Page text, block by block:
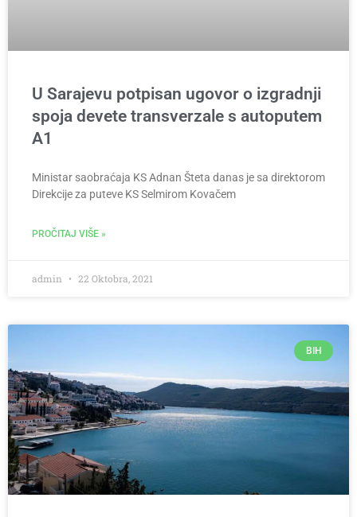
U Sarajevu potpisan ugovor o izgradnji
spoja devete transverzale s autoputem
A1
Ministar saobraćaja KS Adnan Šteta danas je sa direktorom
Direkcije za puteve KS Selmirom Kovačem
PROČITAJ VIŠE »
admin 22 Oktobra, 2021
BIH